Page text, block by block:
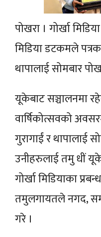
पोखरा । गोर्खा
मिडिया डटकमले
थापालाई सोमबार
यूकेबाट सञ्चालनमा
वार्षिकोत्सवको
गुरागाईं र थापालाई
उनीहरुलाई तमु धीं
गोर्खा मिडियाका
तमुलगायतले नगद,
गरे ।